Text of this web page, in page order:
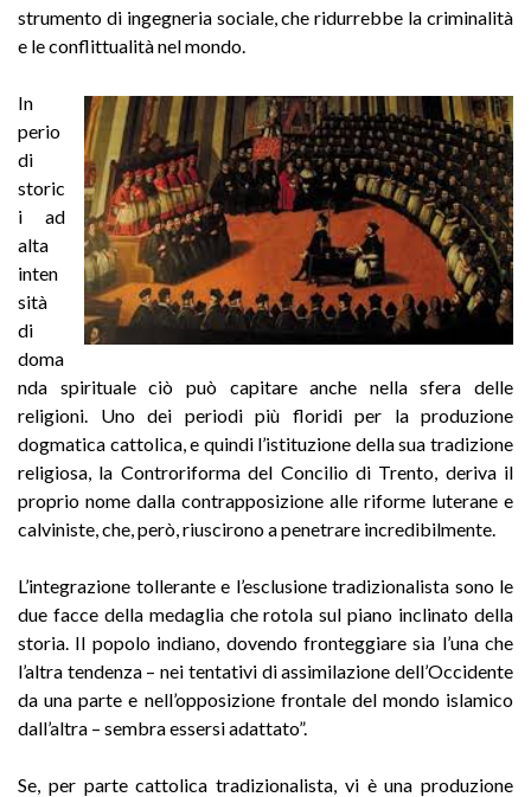
strumento di ingegneria sociale, che ridurrebbe la criminalità
e le conflittualità nel mondo.
In
perio
di
storic
i ad
alta
inten
sità
di
doma
nda spirituale ciò può capitare anche nella sfera delle
religioni. Uno dei periodi più floridi per la produzione
dogmatica cattolica, e quindi l’istituzione della sua tradizione
religiosa, la Controriforma del Concilio di Trento, deriva il
proprio nome dalla contrapposizione alle riforme luterane e
calviniste, che, però, riuscirono a penetrare incredibilmente.
L’integrazione tollerante e l’esclusione tradizionalista sono le
due facce della medaglia che rotola sul piano inclinato della
storia. Il popolo indiano, dovendo fronteggiare sia l’una che
l’altra tendenza – nei tentativi di assimilazione dell’Occidente
da una parte e nell’opposizione frontale del mondo islamico
dall’altra – sembra essersi adattato”.
Se, per parte cattolica tradizionalista, vi è una produzione